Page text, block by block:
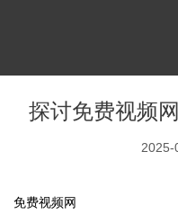
探讨免费视频
2025-
免费视频网